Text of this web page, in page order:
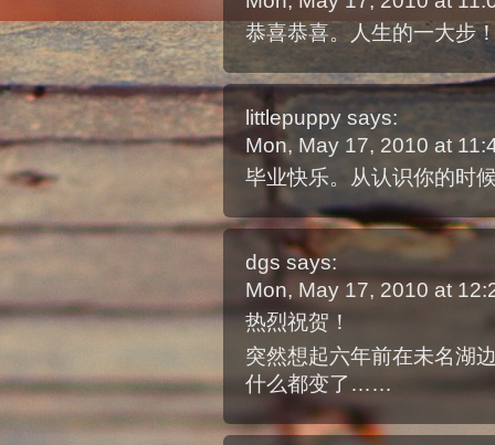
恭喜恭喜。人生的一大步
littlepuppy says:
Mon, May 17, 2010 at
毕业快乐。从认识你的时
dgs says:
Mon, May 17, 2010 at
热烈祝贺！
突然想起六年前在未名湖
什么都变了……